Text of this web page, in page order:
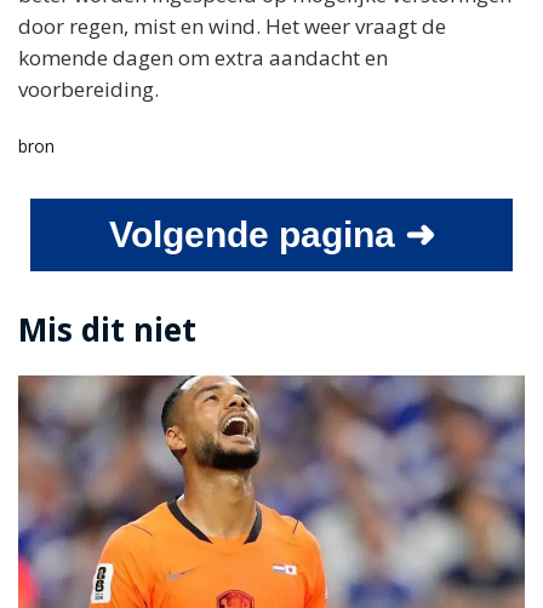
door regen, mist en wind. Het weer vraagt de
komende dagen om extra aandacht en
voorbereiding.
bron
Volgende pagina ➜
Mis dit niet